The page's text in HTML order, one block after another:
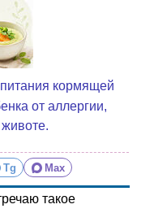
питания кормящей
от аллергии,
Tg Max
такое